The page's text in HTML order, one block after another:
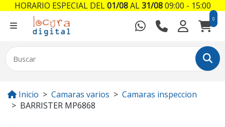
0
Inicio Camaras varios
Camaras inspeccion
BARRISTER MP6868
HORARIO ESPECIAL DEL01/08AL31/0809:00 - 15:00